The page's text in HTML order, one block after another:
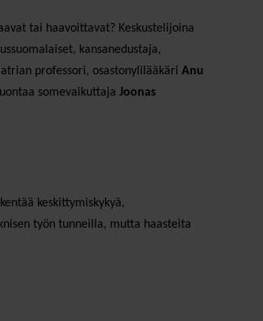
tai haavoittavat? Keskustelijoina
kansanedustaja,
professori, osastonylilääkäri Anu
somevaikuttaja Joonas
keskittymiskykyä,
työn tunneilla, mutta haasteita